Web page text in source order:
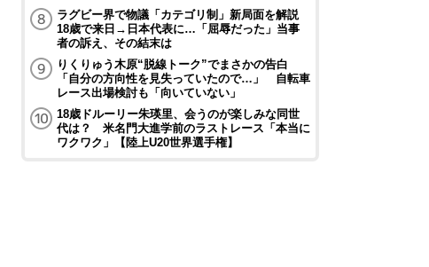
ラグビー界で物議「カテゴリ制」新局面を解説
18歳で来日→日本代表に…「屈辱だった」当事
者の訴え、その結末は
りくりゅう木原“脱線トーク”でまさかの告白
「自分の方向性を見失っていたので…」 自転車
レース出場検討も「向いていない」
18歳ドルーリー朱瑛里、会うのが楽しみな同世
代は？ 米名門大進学前のラストレース「本当に
ワクワク」【陸上U20世界選手権】